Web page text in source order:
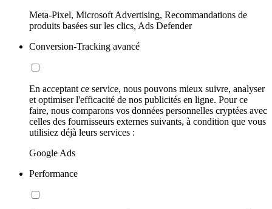
Meta-Pixel, Microsoft Advertising, Recommandations de
produits basées sur les clics, Ads Defender
Conversion-Tracking avancé
En acceptant ce service, nous pouvons mieux suivre, analyser
et optimiser l'efficacité de nos publicités en ligne. Pour ce
faire, nous comparons vos données personnelles cryptées avec
celles des fournisseurs externes suivants, à condition que vous
utilisiez déjà leurs services :
Google Ads
Performance